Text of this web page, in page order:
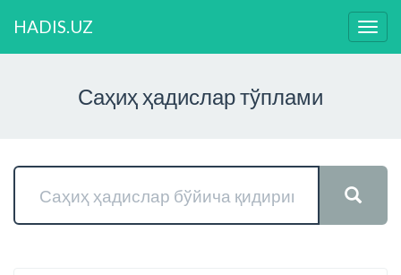
HADIS.UZ
Саҳиҳ ҳадислар тўплами